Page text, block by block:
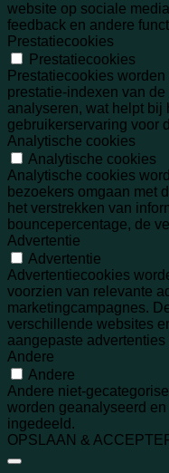
website op sociale
feedback en andere
Prestatiecookies
Prestatiecookies
Prestatiecookies
prestatie-indexen van
analyseren, wat helpt bij
gebruikerservaring voor
Analytische cookies
Analytische cookies
Analytische cookies
bezoekers omgaan met
het verstrekken van
bouncepercentage, de
Advertentie
Advertentie
Advertentiecookies
voorzien van relevante
marketingcampagnes.
verschillende websites
aangepaste advertenties
Andere
Andere
Andere niet-
worden geanalyseerd
ingedeeld.
OPSLAAN &